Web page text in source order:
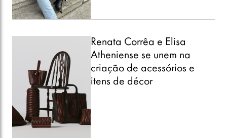
Renata Corrêa e Elisa
Atheniense se unem na
criação de acessórios e
itens de décor